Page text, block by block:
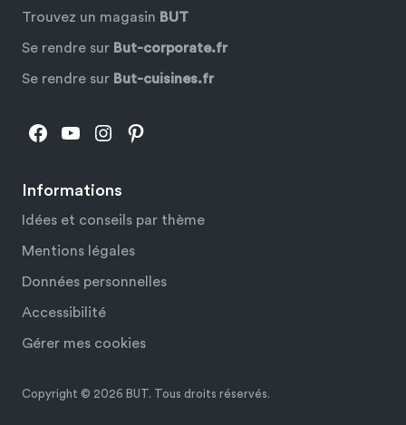
Informations
Idées et conseils par thème
Mentions légales
Données personnelles
Accessibilité
Gérer mes cookies
Trouvez un magasin BUT
Se rendre sur But-corporate.fr
Se rendre sur But-cuisines.fr
Facebook
YouTube
Instagram
Pinterest
Copyright © 2026 BUT. Tous droits réservés.